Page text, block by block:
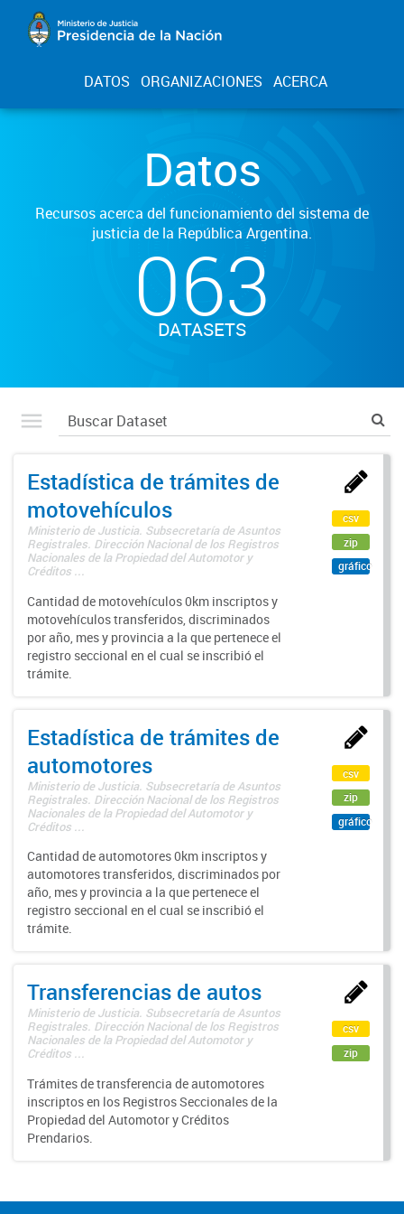
DATOS ORGANIZACIONES ACERCA
Datos
Recursos acerca del funcionamiento del sistema de
justicia de la República Argentina.
063
DATASETS
Estadística de trámites de
motovehículos
Ministerio de Justicia. Subsecretaría de Asuntos
Registrales. Dirección Nacional de los Registros
Nacionales de la Propiedad del Automotor y
Créditos ...
Cantidad de motovehículos 0km inscriptos y
motovehículos transferidos, discriminados
por año, mes y provincia a la que pertenece el
registro seccional en el cual se inscribió el
trámite.
csv
zip
gráfico
Estadística de trámites de
automotores
Ministerio de Justicia. Subsecretaría de Asuntos
Registrales. Dirección Nacional de los Registros
Nacionales de la Propiedad del Automotor y
Créditos ...
Cantidad de automotores 0km inscriptos y
automotores transferidos, discriminados por
año, mes y provincia a la que pertenece el
registro seccional en el cual se inscribió el
trámite.
csv
zip
gráfico
Transferencias de autos
Ministerio de Justicia. Subsecretaría de Asuntos
Registrales. Dirección Nacional de los Registros
Nacionales de la Propiedad del Automotor y
Créditos ...
Trámites de transferencia de automotores
inscriptos en los Registros Seccionales de la
Propiedad del Automotor y Créditos
Prendarios.
csv
zip